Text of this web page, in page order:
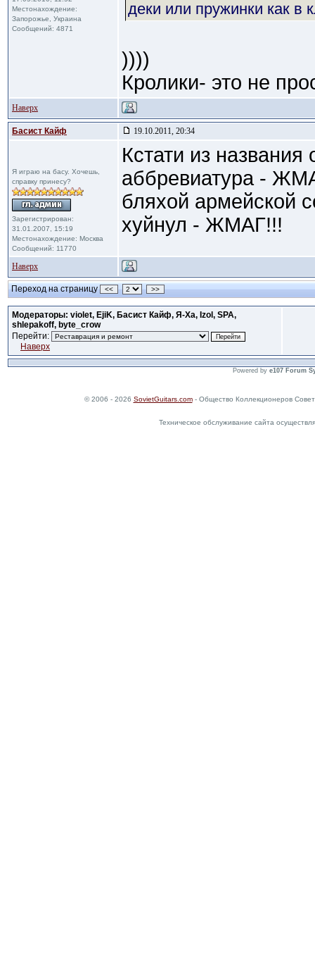
Местонахождение:
Запорожье, Украина
Сообщений: 4871
деки или пружинки как в
))))
Кролики- это не
Наверх
Басист Кайф 19.10.2011, 20:34
Я играю на басу. Хочешь,
справку принесу?
Зарегистрирован:
31.01.2007, 15:19
Местонахождение: Москва
Сообщений: 11770
Кстати из названия
аббревиатура -
бляхой армейской
хуйнул - ЖМАГ!!!
Наверх
Переход на страницу << >>
Модераторы: violet, EjiK, Басист Кайф, Я-Ха, Izol, SPA,
shlepakoff, byte_crow
Перейти:
Наверх
Powered by e107 Forum
© 2006 - 2026 SovietGuitars.com- Общество Коллекционеров
Техническое обслуживание сайта